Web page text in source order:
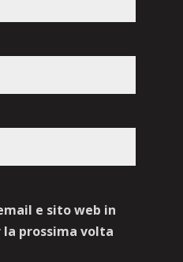
e sito web in
prossima volta